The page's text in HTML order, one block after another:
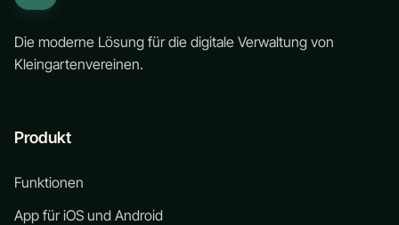
Die moderne Lösung für die digitale Verwaltung von
Kleingartenvereinen.
Produkt
Funktionen
App für iOS und Android